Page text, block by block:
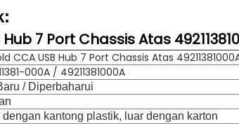
7 Port Chassis Atas
CCA USB Hub 7 Port Chassis Atas
000A / 49211381000A
/ Diperbaharui
dengan kantong plastik, luar dengan karton